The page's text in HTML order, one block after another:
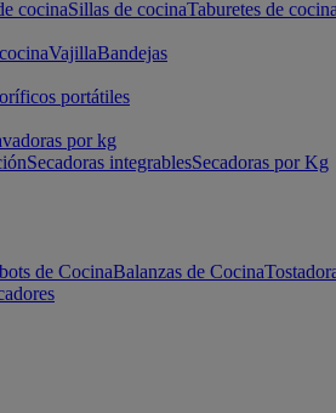
cocinaSillas de cocinaTaburetes de cocina
VajillaBandejas
portátiles
por kg
Secadoras integrablesSecadoras por Kg
de CocinaBalanzas de Cocina